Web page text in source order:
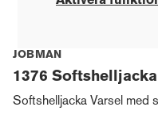
JOBMAN
1376 Softshelljacka
Softshelljacka Varsel med